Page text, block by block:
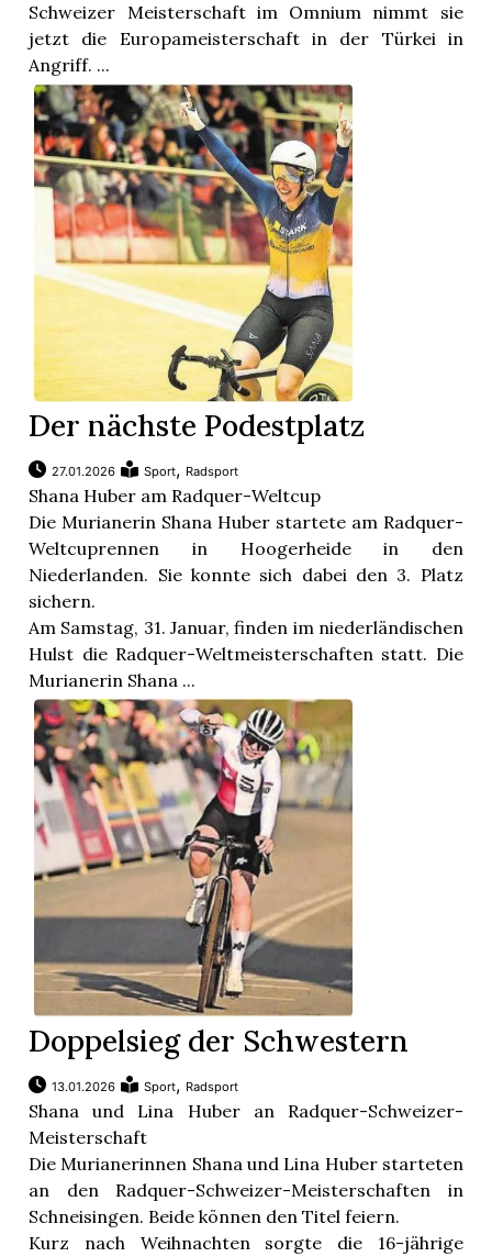
Schweizer Meisterschaft im Omnium nimmt sie
jetzt die Europameisterschaft in der Türkei in
Angriff. ...
Der nächste Podestplatz
27.01.2026 Sport, Radsport
Shana Huber am Radquer-Weltcup
Die Murianerin Shana Huber startete am Radquer-
Weltcuprennen in Hoogerheide in den
Niederlanden. Sie konnte sich dabei den 3. Platz
sichern.
Am Samstag, 31. Januar, finden im niederländischen
Hulst die Radquer-Weltmeisterschaften statt. Die
Murianerin Shana ...
Doppelsieg der Schwestern
13.01.2026 Sport, Radsport
Shana und Lina Huber an Radquer-Schweizer-
Meisterschaft
Die Murianerinnen Shana und Lina Huber starteten
an den Radquer-Schweizer-Meisterschaften in
Schneisingen. Beide können den Titel feiern.
Kurz nach Weihnachten sorgte die 16-jährige